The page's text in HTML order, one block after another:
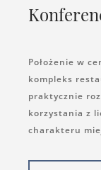
Położenie w
kompleks
praktycznie
korzystania z
charakteru